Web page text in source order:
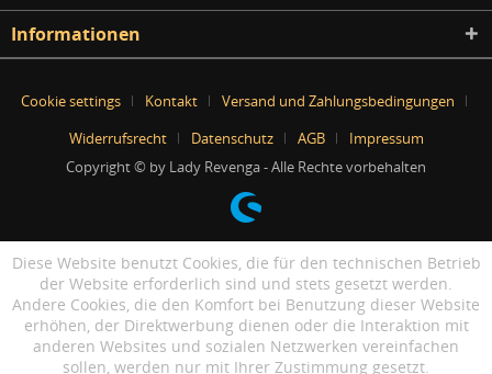
Informationen
Cookie settings Kontakt
Versand und Zahlungsbedingungen
Widerrufsrecht
Datenschutz AGB
Impressum
Copyright © by Lady Revenga - Alle Rechte vorbehalten
Diese Website benutzt Cookies, die für den technischen Betrieb
der Website erforderlich sind und stets gesetzt werden.
Andere Cookies, die den Komfort bei Benutzung dieser Website
erhöhen, der Direktwerbung dienen oder die Interaktion mit
anderen Websites und sozialen Netzwerken vereinfachen
sollen, werden nur mit Ihrer Zustimmung gesetzt.